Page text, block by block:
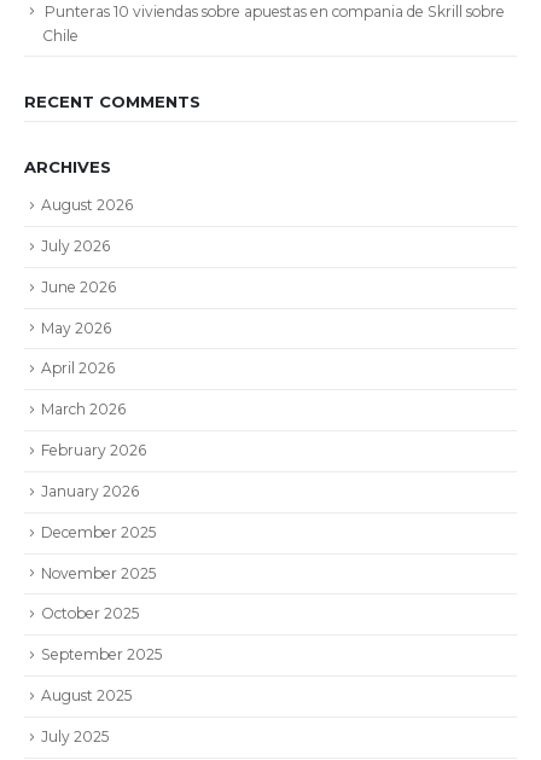
Punteras 10 viviendas sobre apuestas en compania de Skrill sobre
Chile
RECENT COMMENTS
ARCHIVES
August 2026
July 2026
June 2026
May 2026
April 2026
March 2026
February 2026
January 2026
December 2025
November 2025
October 2025
September 2025
August 2025
July 2025